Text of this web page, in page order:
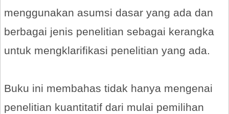
menggunakan asumsi dasar yang ada dan
berbagai jenis penelitian sebagai kerangka
untuk mengklarifikasi penelitian yang ada.
Buku ini membahas tidak hanya mengenai
penelitian kuantitatif dari mulai pemilihan